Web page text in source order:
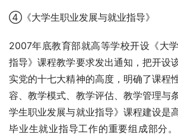
④《大学生职业发展与就业指导》
2007年底教育部就高等学校开设《大
指导》课程教学要求发出通知，把开设
实党的十七大精神的高度，明确了课程
容、教学模式、教学评估、教学管理与
学生职业发展与就业指导》课程建设是
毕业生就业指导工作的重要组成部分